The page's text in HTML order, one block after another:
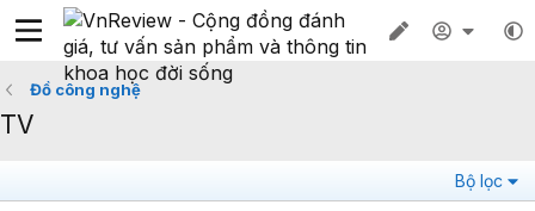
Đồ công nghệ
TV
Bộ lọc